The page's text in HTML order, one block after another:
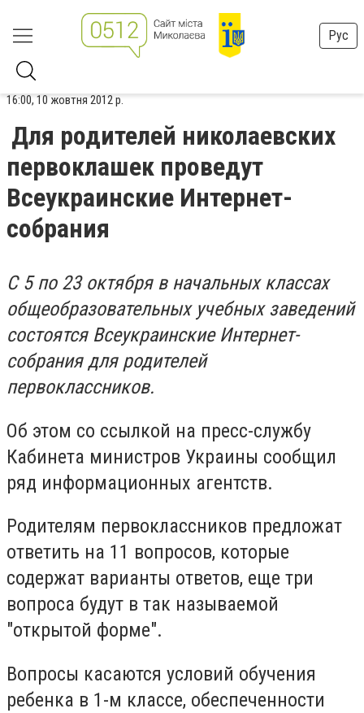
Рус
16:00, 10 жовтня 2012 р.
Для родителей николаевских
первоклашек проведут
Всеукраинские Интернет-
собрания
С 5 по 23 октября в начальных классах
общеобразовательных учебных заведений
состоятся Всеукраинские Интернет-
собрания для родителей
первоклассников.
Об этом со ссылкой на пресс-службу
Кабинета министров Украины сообщил
ряд информационных агентств.
Родителям первоклассников предложат
ответить на 11 вопросов, которые
содержат варианты ответов, еще три
вопроса будут в так называемой
"открытой форме".
Вопросы касаются условий обучения
ребенка в 1-м классе, обеспеченности